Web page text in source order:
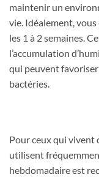
maintenir un
vie. Idéalement,
les 1 à 2 semaines.
l’accumulation
qui peuvent
bactéries.
Pour ceux qui vivent
utilisent
hebdomadaire est